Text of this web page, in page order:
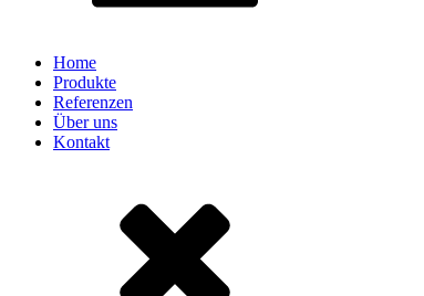
Home
Produkte
Referenzen
Über uns
Kontakt